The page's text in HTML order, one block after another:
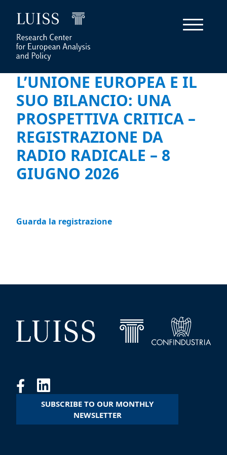
L’UNIONE EUROPEA E IL
SUO BILANCIO: UNA
PROSPETTIVA CRITICA –
REGISTRAZIONE DA
RADIO RADICALE – 8
GIUGNO 2026
Guarda la registrazione
SUBSCRIBE TO OUR MONTHLY
NEWSLETTER